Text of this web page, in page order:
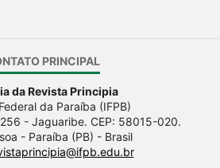
PRINCIPAL
da Revista Principia
da Paraíba (IFPB)
- Jaguaribe. CEP: 58015-020.
- Paraíba (PB) - Brasil